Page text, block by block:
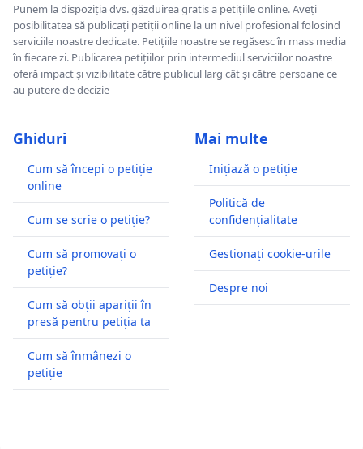
Punem la dispoziția dvs. găzduirea gratis a petițiile online. Aveți
posibilitatea să publicați petiții online la un nivel profesional folosind
serviciile noastre dedicate. Petițiile noastre se regăsesc în mass media
în fiecare zi. Publicarea petițiilor prin intermediul serviciilor noastre
oferă impact și vizibilitate către publicul larg cât și către persoane ce
au putere de decizie
Ghiduri
Cum să începi o petiție
online
Cum se scrie o petiție?
Cum să promovați o
petiție?
Cum să obții apariții în
presă pentru petiția ta
Cum să înmânezi o
petiție
Mai multe
Inițiază o petiție
Politică de
confidențialitate
Gestionați cookie-urile
Despre noi